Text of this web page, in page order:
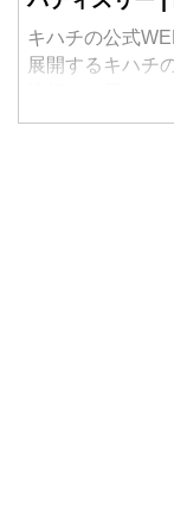
キハチの公式
展開するキハチ